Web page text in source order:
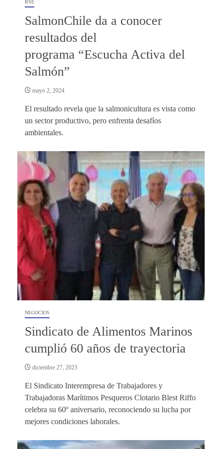
RSE
SalmonChile da a conocer
resultados del
programa “Escucha Activa del
Salmón”
mayo 2, 2024
El resultado revela que la salmonicultura es vista como
un sector productivo, pero enfrenta desafíos
ambientales.
NEGOCIOS
Sindicato de Alimentos Marinos
cumplió 60 años de trayectoria
diciembre 27, 2023
El Sindicato Interempresa de Trabajadores y
Trabajadoras Marítimos Pesqueros Clotario Blest Riffo
celebra su 60º aniversario, reconociendo su lucha por
mejores condiciones laborales.